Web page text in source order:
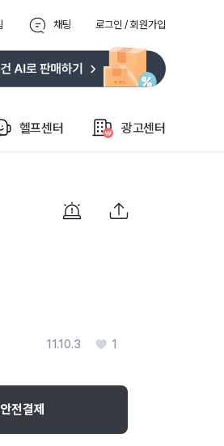
채팅 로그인 / 회원가입
헬프센터 광고센터
11.10.3 1
안전결제